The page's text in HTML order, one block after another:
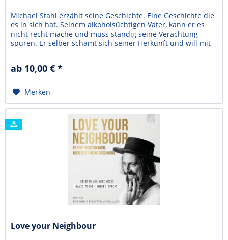
Michael Stahl erzählt seine Geschichte. Eine Geschichte die
es in sich hat. Seinem alkoholsüchtigen Vater, kann er es
nicht recht mache und muss ständig seine Verachtung
spüren. Er selber schämt sich seiner Herkunft und will mit
nirgends bekommt. So wird er erfolgreich als...
ab 10,00 € *
Merken
Love your Neighbour